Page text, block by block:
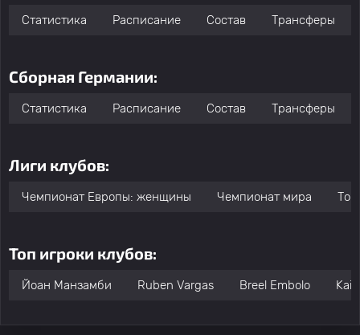
Статистика Расписание Состав Трансферы
Сборная Германии:
Статистика Расписание Состав Трансферы
Лиги клубов:
Чемпионат Европы: женщины Чемпионат мира
Топ игроки клубов:
Йоан Манзамби Ruben Vargas Breel Embolo Kai